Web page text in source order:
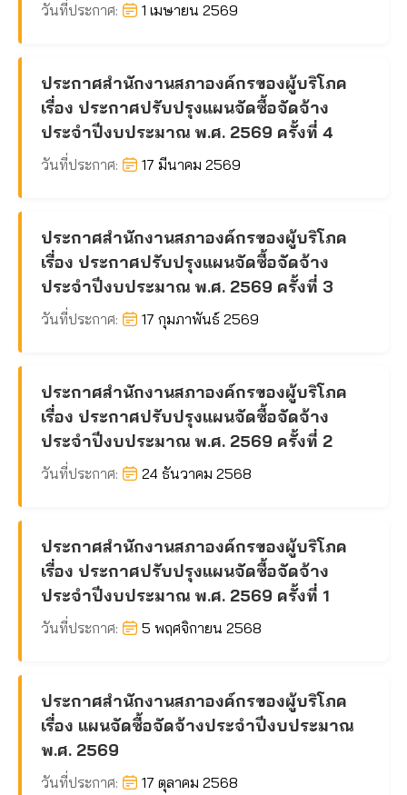
วันที่ประกาศ: 1 เมษายน 2569
ประกาศสำนักงานสภาองค์กรของผู้บริโภค
เรื่อง ประกาศปรับปรุงแผนจัดซื้อจัดจ้าง
ประจำปีงบประมาณ พ.ศ. 2569 ครั้งที่ 4
วันที่ประกาศ: 17 มีนาคม 2569
ประกาศสำนักงานสภาองค์กรของผู้บริโภค
เรื่อง ประกาศปรับปรุงแผนจัดซื้อจัดจ้าง
ประจำปีงบประมาณ พ.ศ. 2569 ครั้งที่ 3
วันที่ประกาศ: 17 กุมภาพันธ์ 2569
ประกาศสำนักงานสภาองค์กรของผู้บริโภค
เรื่อง ประกาศปรับปรุงแผนจัดซื้อจัดจ้าง
ประจำปีงบประมาณ พ.ศ. 2569 ครั้งที่ 2
วันที่ประกาศ: 24 ธันวาคม 2568
ประกาศสำนักงานสภาองค์กรของผู้บริโภค
เรื่อง ประกาศปรับปรุงแผนจัดซื้อจัดจ้าง
ประจำปีงบประมาณ พ.ศ. 2569 ครั้งที่ 1
วันที่ประกาศ: 5 พฤศจิกายน 2568
ประกาศสำนักงานสภาองค์กรของผู้บริโภค
เรื่อง แผนจัดซื้อจัดจ้างประจำปีงบประมาณ
พ.ศ. 2569
วันที่ประกาศ: 17 ตุลาคม 2568